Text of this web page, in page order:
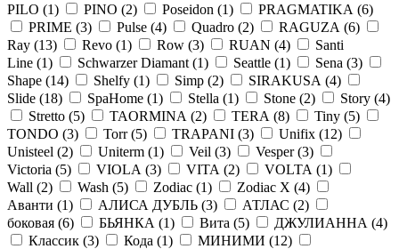
PILO (1) PINO (2) Poseidon (1) PRAGMATIKA (6)
PRIME (3) Pulse (4) Quadro (2) RAGUZA (6)
Ray (13) Revo (1) Row (3) RUAN (4)
Santi
Line (1) Schwarzer Diamant (1) Seattle (1) Sena (3)
Shape (14) Shelfy (1) Simp (2) SIRAKUSA (4)
Slide (18) SpaHome (1) Stella (1) Stone (2) Story (4)
Stretto (5) TAORMINA (2) TERA (8) Tiny (5)
TONDO (3) Torr (5) TRAPANI (3) Unifix (12)
Unisteel (2) Uniterm (1) Veil (3) Vesper (3)
Victoria (5) VIOLA (3) VITA (2) VOLTA (1)
Wall (2) Wash (5) Zodiac (1) Zodiac X (4)
Аванти (1) АЛИСА ДУБЛЬ (3) АТЛАС (2)
боковая (6) БЬЯНКА (1) Вита (5) ДЖУЛИАННА (4)
Классик (3) Кода (1) МИНИМИ (12)